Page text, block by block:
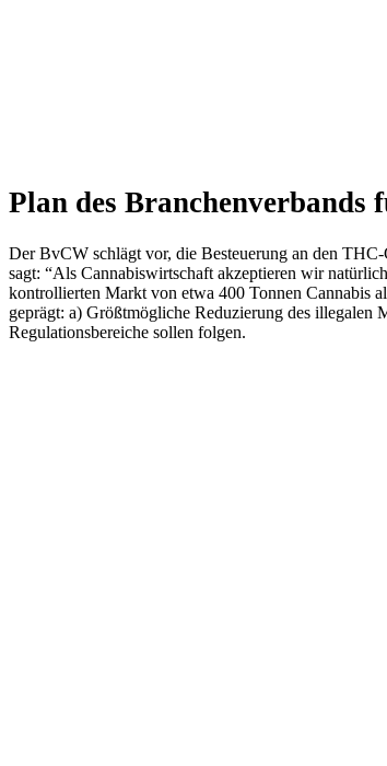
Plan des
Der BvCW schlägt vor, die Besteuerung an den
sagt: “Als Cannabiswirtschaft akzeptieren wir
kontrollierten Markt von etwa 400 Tonnen Cannabis
geprägt: a) Größtmögliche Reduzierung des illegalen
Regulationsbereiche sollen folgen.